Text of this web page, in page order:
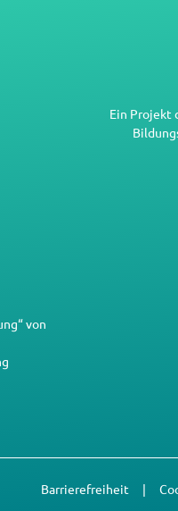
von
Ein Projekt
Barrierefreiheit